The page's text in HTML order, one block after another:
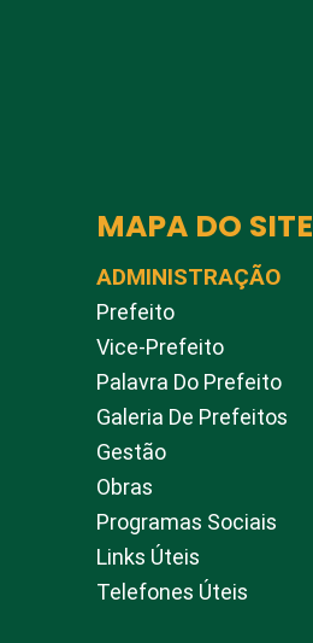
MAPA DO SITE
ADMINISTRAÇÃO
Prefeito
Vice-Prefeito
Palavra Do Prefeito
Galeria De Prefeitos
Gestão
Obras
Programas Sociais
Links Úteis
Telefones Úteis